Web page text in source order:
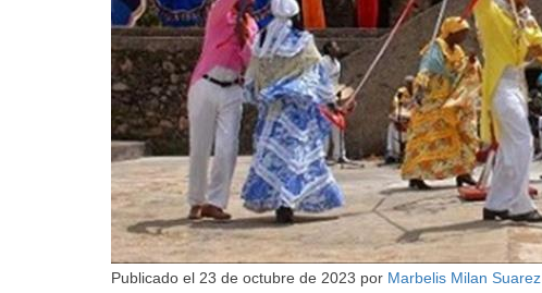
Publicado el 23 de octubre de 2023 por Marbelis Milan Suarez